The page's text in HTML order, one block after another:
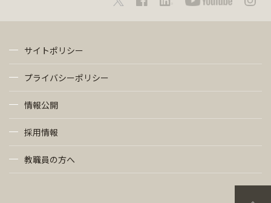
サイトポリシー
プライバシーポリシー
情報公開
採用情報
教職員の方へ